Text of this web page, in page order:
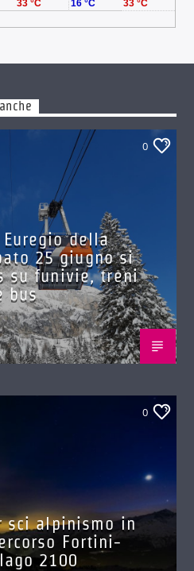
33 °C 16 °C 33 °C
0
Euregio della
25 giugno si
su funivie, treni
bus
0
sci alpinismo in
Fortini-
2100